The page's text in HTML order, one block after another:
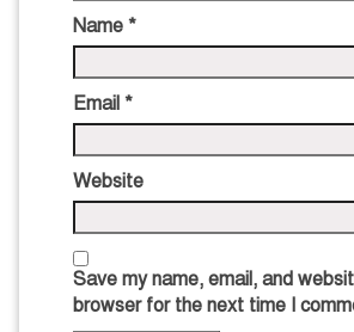
Name *
Email *
Website
Save my name, email, and
browser for the next time I